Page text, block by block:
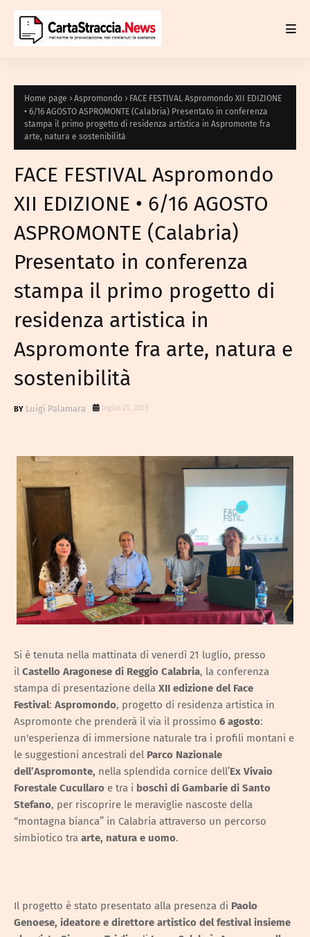
Home page Aspromondo
FACE FESTIVAL Aspromondo XII EDIZIONE
• 6/16 AGOSTO ASPROMONTE (Calabria) Presentato in conferenza
stampa il primo progetto di residenza artistica in Aspromonte fra
arte, natura e sostenibilità
FACE FESTIVAL Aspromondo
XII EDIZIONE • 6/16 AGOSTO
ASPROMONTE (Calabria)
Presentato in conferenza
stampa il primo progetto di
residenza artistica in
Aspromonte fra arte, natura e
sostenibilità
Luigi Palamara luglio 21, 2023
Si è tenuta nella mattinata di venerdì 21 luglio, presso
il Castello Aragonese di Reggio Calabria, la conferenza
stampa di presentazione della XII edizione del Face
Festival: Aspromondo, progetto di residenza artistica in
Aspromonte che prenderà il via il prossimo 6 agosto:
un'esperienza di immersione naturale tra i profili montani e
le suggestioni ancestrali del Parco Nazionale
dell’Aspromonte, nella splendida cornice dell’Ex Vivaio
Forestale Cucullaro e tra i boschi di Gambarie di Santo
Stefano, per riscoprire le meraviglie nascoste della
“montagna bianca” in Calabria attraverso un percorso
simbiotico tra arte, natura e uomo.
Il progetto è stato presentato alla presenza di Paolo
Genoese, ideatore e direttore artistico del festival insieme